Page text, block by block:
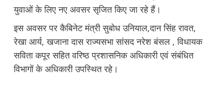
युवाओं के लिए नए अवसर सृजित किए जा रहे हैं।
इस अवसर पर कैबिनेट मंत्री सुबोध उनियाल,दान सिंह रावत,
रेखा आर्य, खजाना दास राज्यसभा सांसद नरेश बंसल , विधायक
सविता कपूर सहित वरिष्ठ प्रशासनिक अधिकारी एवं संबंधित
विभागों के अधिकारी उपस्थित रहे।